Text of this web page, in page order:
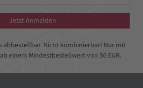
Jetzt Anmelden
abbestellbar. Nicht kombinierbar! Nur mit
einem Mindestbestellwert von 50 EUR.